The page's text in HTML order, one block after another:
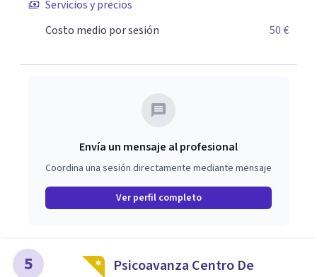
Servicios y precios
Costo medio por sesión
50 €
Envía un mensaje al profesional
Coordina una sesión directamente mediante mensaje
Ver perfil completo
5
Psicoavanza Centro De